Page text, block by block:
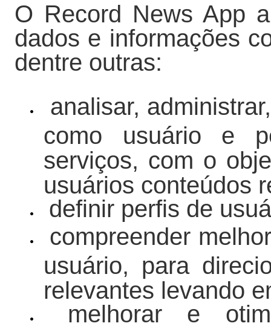
O Record News App
dados e informações
dentre outras:
analisar,
como usuário e
serviços, com o
usuários conteúdos
definir perfis de
compreender
usuário, para
relevantes levando
melhorar e